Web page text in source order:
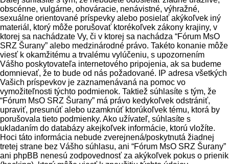
obscénne, vulgárne, ohováracie, nenávistné, výhražné,
sexuálne orientované príspevky alebo posielať akýkoľvek iný
materiál, ktorý môže porušovať ktorékoľvek zákony krajiny, v
ktorej sa nachádzate Vy, či v ktorej sa nachádza “Fórum MsO
SRZ Šurany” alebo medzinárodné právo. Takéto konanie môže
viesť k okamžitému a trvalému vylúčeniu, s upozornením
Vášho poskytovateľa internetového pripojenia, ak sa budeme
domnievať, že to bude od nás požadované. IP adresa všetkých
Vašich príspevkov je zaznamenávaná na pomoc vo
vymožiteľnosti týchto podmienok. Taktiež súhlasíte s tým, že
“Fórum MsO SRZ Šurany” má právo kedykoľvek odstrániť,
upraviť, presunúť alebo uzamknúť ktorúkoľvek tému, ktorá by
porušovala tieto podmienky. Ako užívateľ, súhlasíte s
ukladaním do databázy akejkoľvek informácie, ktorú vložíte.
Hoci táto informácia nebude zverejnená/poskytnutá žiadnej
tretej strane bez Vášho súhlasu, ani “Fórum MsO SRZ Šurany”
ani phpBB nenesú zodpovednosť za akýkoľvek pokus o prienik